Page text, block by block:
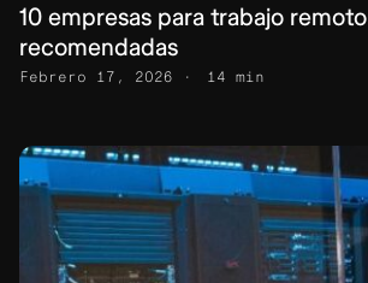
10 empresas para trabajo remoto
recomendadas
Febrero 17, 2026 14 min